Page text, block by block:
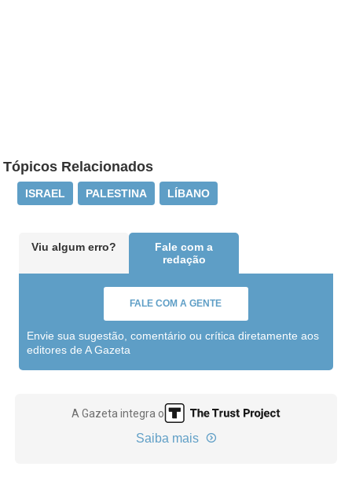
Tópicos Relacionados
ISRAEL PALESTINA LÍBANO
Viu algum erro?
Fale com a
redação
FALE COM A GENTE
Envie sua sugestão, comentário ou crítica diretamente aos
editores de A Gazeta
A Gazeta integra o
Saiba mais